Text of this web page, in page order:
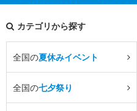
カテゴリから探す
全国の夏休みイベント
全国の七夕祭り